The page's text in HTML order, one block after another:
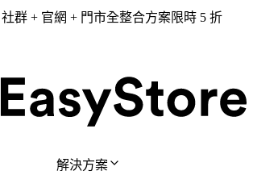
群 + 官網 + 門市全整合方案限時 5 折
解決方案